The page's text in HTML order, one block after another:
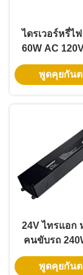
ไดรเวอร์หรี่ไ
60W AC
12V แบบหรี่ไฟ
Safety ไทรแอ
พูดคุยกัน
24V ไทรแอก
คนขับรถ
60Hz LED คน
ไฟฟ้าสําห
พูดคุยกัน